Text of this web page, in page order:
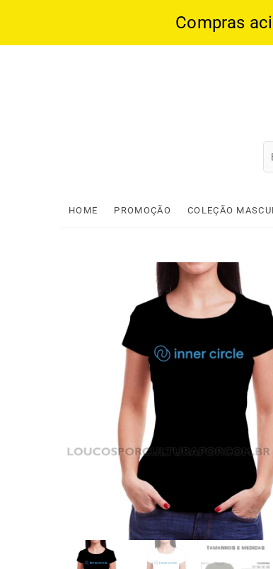
Compras
HOME PROMOÇÃO COLEÇÃO